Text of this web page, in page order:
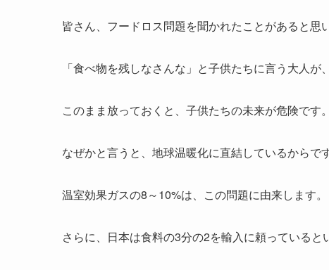
皆さん、フードロス問題を聞かれたことがあると思
「食べ物を残しなさんな」と子供たちに言う大人が
このまま放っておくと、子供たちの未来が危険です。
なぜかと言うと、地球温暖化に直結しているからです
温室効果ガスの8～10%は、この問題に由来します。
さらに、日本は食料の3分の2を輸入に頼っていると